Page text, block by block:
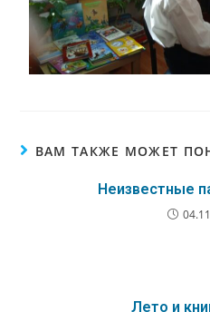
ВАМ ТАКЖЕ МОЖЕТ
Неизвестные
Лето и